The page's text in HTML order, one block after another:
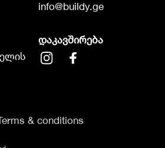
info@buildy.ge
დაკავშირება
& conditions